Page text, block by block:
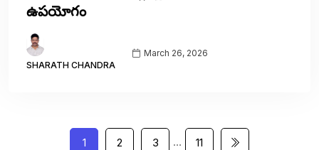
ఉపయోగం
SHARATH CHANDRA
March 26, 2026
1 2 3 … 11